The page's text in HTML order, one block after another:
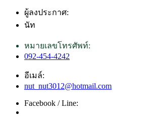
ผู้ลงประกาศ:
นัท
หมายเลขโทรศัพท์:
092-454-4242
อีเมล์:
nut_nut3012@hotmail.com
Facebook / Line: